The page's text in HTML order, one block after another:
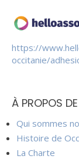
https://
occitanie/
À PROPOS
Qui sommes
Histoire de
La Charte